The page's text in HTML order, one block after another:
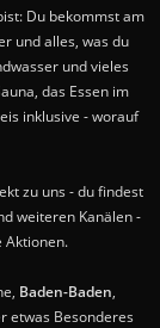
Du bekommst am
und alles, was du
und vieles
das Essen im
inklusive - worauf
zu uns - du findest
weiteren Kanälen -
Aktionen.
Baden-Baden,
etwas Besonderes